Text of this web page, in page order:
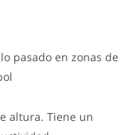
pasado en zonas de
altura. Tiene un